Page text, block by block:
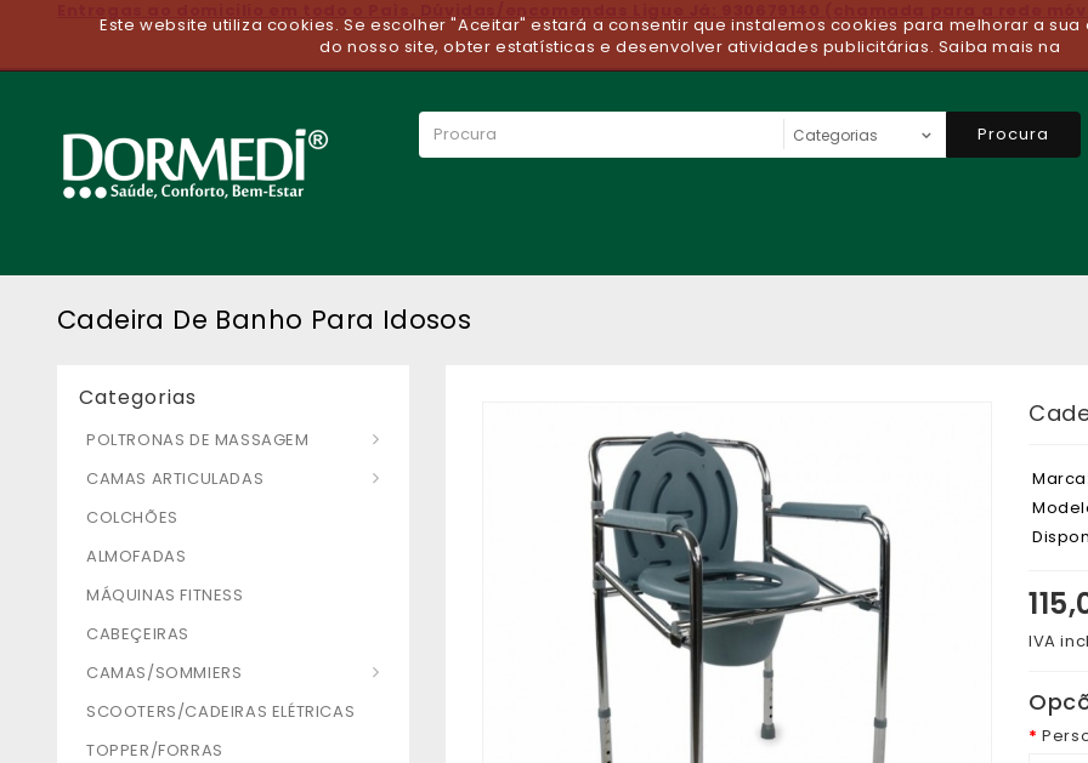
Procura
Cadeira De Banho Para Idosos
Categorias
POLTRONAS DE MASSAGEM
CAMAS ARTICULADAS
COLCHÕES
ALMOFADAS
MÁQUINAS FITNESS
CABEÇEIRAS
CAMAS/SOMMIERS
SCOOTERS/CADEIRAS ELÉTRICAS
TOPPER/FORRAS
IVA
Este website utiliza cookies. Se escolher "Aceitar" estará a consentir que instalemos cookies para melhorar a
do nosso site, obter estatísticas e desenvolver atividades publicitárias. Saiba mais na